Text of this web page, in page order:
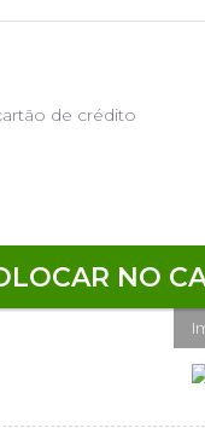
de crédito
NO